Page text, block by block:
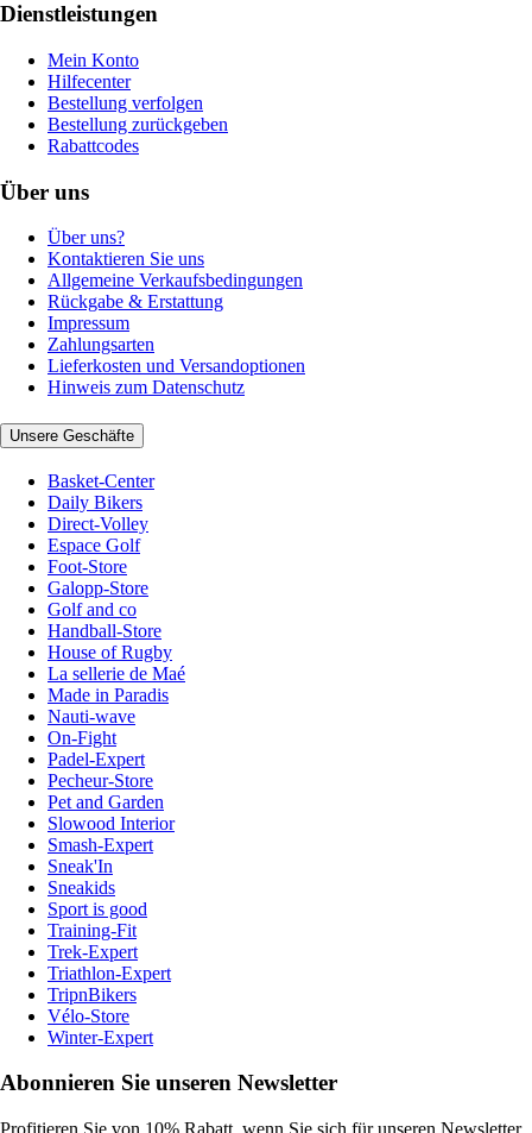
Dienstleistungen
Mein Konto
Hilfecenter
Bestellung verfolgen
Bestellung zurückgeben
Rabattcodes
Über uns
Über uns?
Kontaktieren Sie uns
Allgemeine Verkaufsbedingungen
Rückgabe & Erstattung
Impressum
Zahlungsarten
Lieferkosten und Versandoptionen
Hinweis zum Datenschutz
Unsere Geschäfte
Basket-Center
Daily Bikers
Direct-Volley
Espace Golf
Foot-Store
Galopp-Store
Golf and co
Handball-Store
House of Rugby
La sellerie de Maé
Made in Paradis
Nauti-wave
On-Fight
Padel-Expert
Pecheur-Store
Pet and Garden
Slowood Interior
Smash-Expert
Sneak'In
Sneakids
Sport is good
Training-Fit
Trek-Expert
Triathlon-Expert
TripnBikers
Vélo-Store
Winter-Expert
Abonnieren Sie unseren Newsletter